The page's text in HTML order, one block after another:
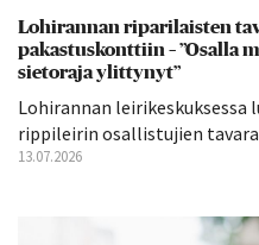
Lohirannan riparilaisten
pakastuskonttiin – ”Osalla
sietoraja ylittynyt”
Lohirannan leirikeskuksessa
rippileirin osallistujien
13.07.2026